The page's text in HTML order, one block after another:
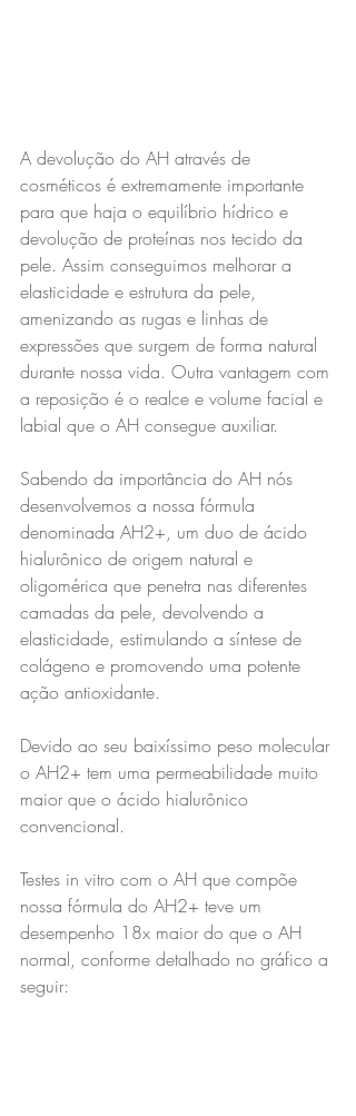
A devolução do AH através de
cosméticos é extremamente importante
para que haja o equilíbrio hídrico e
devolução de proteínas nos tecido da
pele. Assim conseguimos melhorar a
elasticidade e estrutura da pele,
amenizando as rugas e linhas de
expressões que surgem de forma natural
durante nossa vida. Outra vantagem com
a reposição é o realce e volume facial e
labial que o AH consegue auxiliar.
Sabendo da importância do AH nós
desenvolvemos a nossa fórmula
denominada AH2+, um duo de ácido
hialurônico de origem natural e
oligomérica que penetra nas diferentes
camadas da pele, devolvendo a
elasticidade, estimulando a síntese de
colágeno e promovendo uma potente
ação antioxidante.
Devido ao seu baixíssimo peso molecular
o AH2+ tem uma permeabilidade muito
maior que o ácido hialurônico
convencional.
Testes in vitro com o AH que compõe
nossa fórmula do AH2+ teve um
desempenho 18x maior do que o AH
normal, conforme detalhado no gráfico a
seguir: